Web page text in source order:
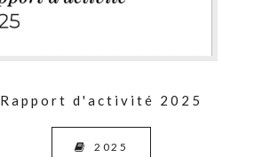
Rapport d'activité 2025
2025